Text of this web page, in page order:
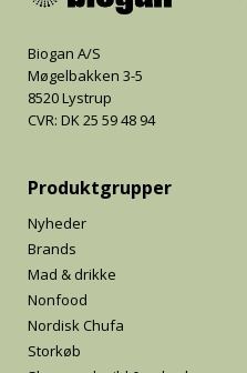
Biogan A/S
Møgelbakken 3-5
8520 Lystrup
CVR: DK 25 59 48 94
Produktgrupper
Nyheder
Brands
Mad & drikke
Nonfood
Nordisk Chufa
Storkøb